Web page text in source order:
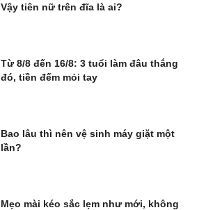
Vậy tiên nữ trên đĩa là ai?
Từ 8/8 đến 16/8: 3 tuổi làm đâu thắng
đó, tiền đếm mỏi tay
Bao lâu thì nên vệ sinh máy giặt một
lần?
Mẹo mài kéo sắc lẹm như mới, không